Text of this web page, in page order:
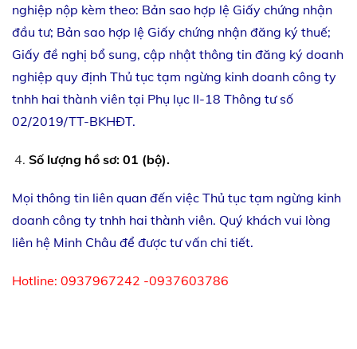
nghiệp nộp kèm theo: Bản sao hợp lệ Giấy chứng nhận
đầu tư; Bản sao hợp lệ Giấy chứng nhận đăng ký thuế;
Giấy đề nghị bổ sung, cập nhật thông tin đăng ký doanh
nghiệp quy định Thủ tục tạm ngừng kinh doanh công ty
tnhh hai thành viên tại Phụ lục II-18 Thông tư số
02/2019/TT-BKHĐT.
Số lượng hồ sơ: 01 (bộ).
Mọi thông tin liên quan đến việc Thủ tục tạm ngừng kinh
doanh công ty tnhh hai thành viên. Quý khách vui lòng
liên hệ Minh Châu để được tư vấn chi tiết.
Hotline: 0937967242 -0937603786